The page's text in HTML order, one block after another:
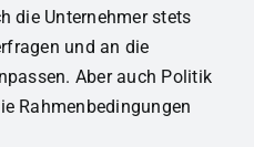
die Unternehmer stets
und an die
Aber auch Politik
Rahmenbedingungen